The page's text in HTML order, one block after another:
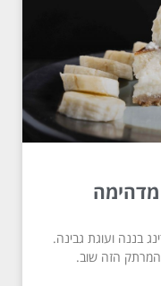
מדהימה
בננה ועוגת גבינה.
הזה שוב.